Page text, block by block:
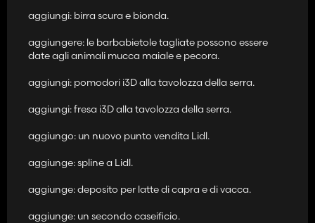
aggiungi: birra scura e bionda.
aggiungere: le barbabietole tagliate possono essere
date agli animali mucca maiale e pecora.
aggiungi: pomodori i3D alla tavolozza della serra.
aggiungi: fresa i3D alla tavolozza della serra.
aggiungo: un nuovo punto vendita Lidl.
aggiunge: spline a Lidl.
aggiunge: deposito per latte di capra e di vacca.
aggiunge: un secondo caseificio.